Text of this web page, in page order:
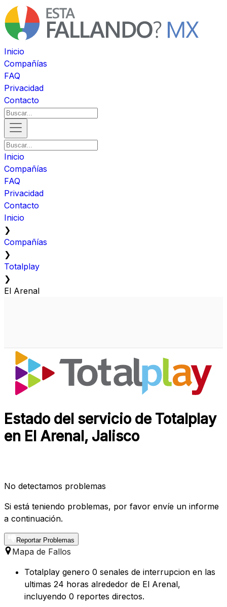
Inicio
Compañías
FAQ
Privacidad
Contacto
Inicio
Compañías
FAQ
Privacidad
Contacto
Inicio
❯
Compañías
❯
Totalplay
❯
El Arenal
Estado del servicio de Totalplay
en El Arenal, Jalisco
No detectamos problemas
Si está teniendo problemas, por favor envíe un informe
a continuación.
Reportar Problemas
Mapa de Fallos
Totalplay genero 0 senales de interrupcion en las
ultimas 24 horas alrededor de El Arenal,
incluyendo 0 reportes directos.